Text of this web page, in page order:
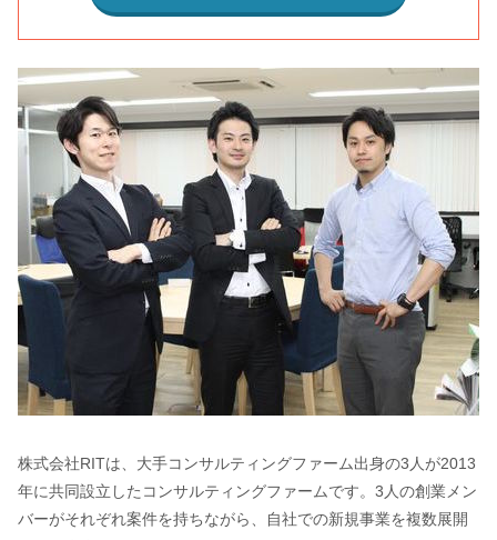
株式会社RITは、大手コンサルティングファーム出身の3人が2013
年に共同設立したコンサルティングファームです。3人の創業メン
バーがそれぞれ案件を持ちながら、自社での新規事業を複数展開